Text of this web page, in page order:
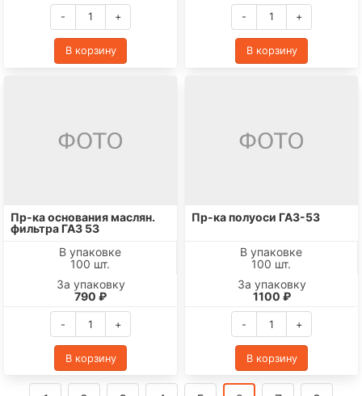
- +
В корзину
- +
В корзину
Пр-ка основания маслян.
фильтра ГАЗ 53
В упаковке
100 шт.
За упаковку
790 ₽
- +
В корзину
Пр-ка полуоси ГАЗ-53
В упаковке
100 шт.
За упаковку
1100 ₽
- +
В корзину